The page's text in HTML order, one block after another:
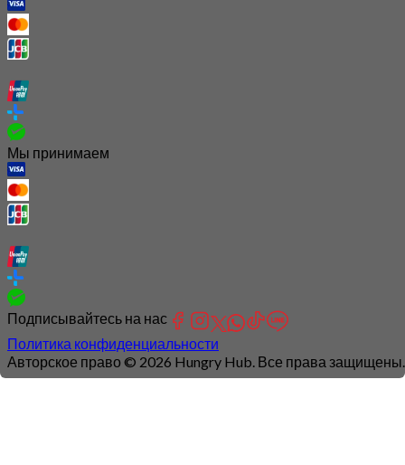
Мы принимаем
Подписывайтесь на нас
Политика конфиденциальности
Авторское право © 2026 Hungry Hub. Все права защищены.
Connection